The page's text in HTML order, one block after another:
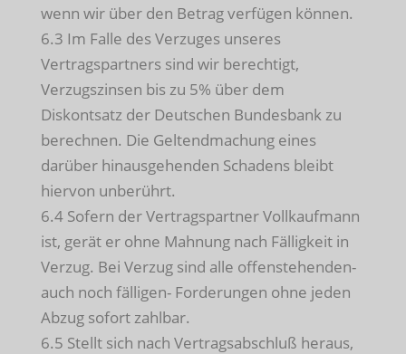
wenn wir über den Betrag verfügen können.
6.3 Im Falle des Verzuges unseres
Vertragspartners sind wir berechtigt,
Verzugszinsen bis zu 5% über dem
Diskontsatz der Deutschen Bundesbank zu
berechnen. Die Geltendmachung eines
darüber hinausgehenden Schadens bleibt
hiervon unberührt.
6.4 Sofern der Vertragspartner Vollkaufmann
ist, gerät er ohne Mahnung nach Fälligkeit in
Verzug. Bei Verzug sind alle offenstehenden-
auch noch fälligen- Forderungen ohne jeden
Abzug sofort zahlbar.
6.5 Stellt sich nach Vertragsabschluß heraus,